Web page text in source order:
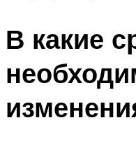
В какие